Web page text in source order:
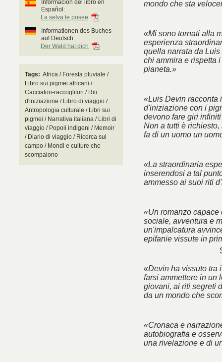
Información del libro en
Español:
La selva te posee
Informationen des Buches
auf Deutsch:
Der Wald hat dich
Tags: Africa / Foresta pluviale /
Libro sui pigmei africani /
Cacciatori-raccoglitori / Riti
d'iniziazione / Libro di viaggio /
Antropologia culturale / Libri sui
pigmei / Narrativa italiana / Libri di
viaggio / Popoli indigeni / Memoir
/ Diario di viaggio / Ricerca sul
campo / Mondi e culture che
scompaiono
mondo che sta
«Mi sono tornati alla
esperienza
quella narrata da
chi ammira e rispetta
pianeta.»
«Luis Devin racconta
d'iniziazione con i
devono fare giri
Non a tutti è
fa di un uomo un
«La straordinaria
inserendosi a tal
ammesso ai suoi riti
«Un romanzo capace
sociale, avventura e
un'impalcatura
epifanie vissute in
«Devin ha vissuto tra
farsi ammettere in un
giovani, ai riti segreti
da un mondo che
«Cronaca e
autobiografia e
una rivelazione e di